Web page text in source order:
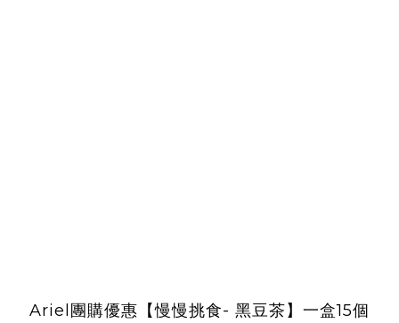
Ariel團購優惠【慢慢挑食- 黑豆茶】一盒15個